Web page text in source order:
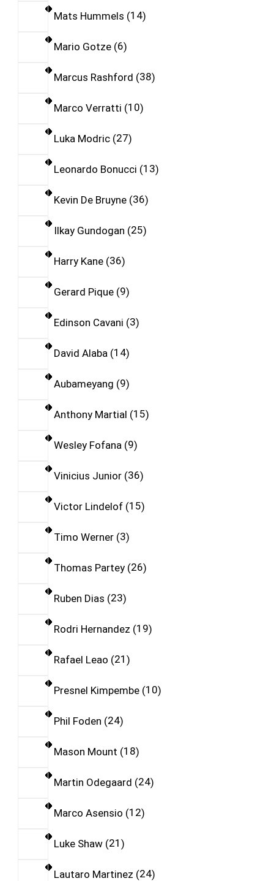
Mats Hummels 14
Mario Gotze 6
Marcus Rashford 38
Marco Verratti 10
Luka Modric 27
Leonardo Bonucci 13
Kevin De Bruyne 36
Ilkay Gundogan 25
Harry Kane 36
Gerard Pique 9
Edinson Cavani 3
David Alaba 14
Aubameyang 9
Anthony Martial 15
Wesley Fofana 9
Vinicius Junior 36
Victor Lindelof 15
Timo Werner 3
Thomas Partey 26
Ruben Dias 23
Rodri Hernandez 19
Rafael Leao 21
Presnel Kimpembe 10
Phil Foden 24
Mason Mount 18
Martin Odegaard 24
Marco Asensio 12
Luke Shaw 21
Lautaro Martinez 24